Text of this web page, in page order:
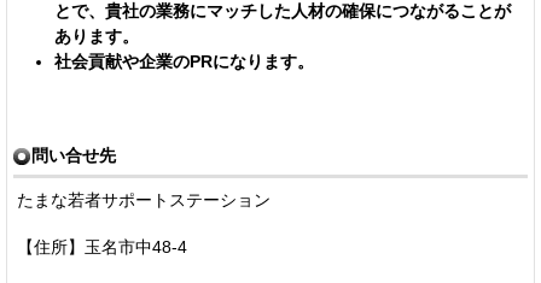
とで、貴社の業務にマッチした人材の確保につながることが
あります。
社会貢献や企業のPRになります。
問い合せ先
たまな若者サポートステーション
【住所】玉名市中48-4